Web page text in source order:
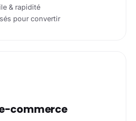
& rapidité
pour convertir
commerce